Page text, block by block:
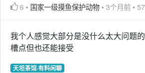
6 • 国家一级摸鱼保护动物 •3个月前 •
我个人感觉大部分是没什么太大问题
槽点但也还能接受
天坦茶馆·有料闲聊